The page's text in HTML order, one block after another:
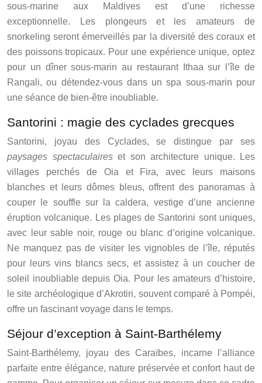
sous-marine aux Maldives est d’une richesse
exceptionnelle. Les plongeurs et les amateurs de
snorkeling seront émerveillés par la diversité des coraux et
des poissons tropicaux. Pour une expérience unique, optez
pour un dîner sous-marin au restaurant Ithaa sur l’île de
Rangali, ou détendez-vous dans un spa sous-marin pour
une séance de bien-être inoubliable.
Santorini : magie des cyclades grecques
Santorini, joyau des Cyclades, se distingue par ses
paysages spectaculaires et son architecture unique. Les
villages perchés de Oia et Fira, avec leurs maisons
blanches et leurs dômes bleus, offrent des panoramas à
couper le souffle sur la caldera, vestige d’une ancienne
éruption volcanique. Les plages de Santorini sont uniques,
avec leur sable noir, rouge ou blanc d’origine volcanique.
Ne manquez pas de visiter les vignobles de l’île, réputés
pour leurs vins blancs secs, et assistez à un coucher de
soleil inoubliable depuis Oia. Pour les amateurs d’histoire,
le site archéologique d’Akrotiri, souvent comparé à Pompéi,
offre un fascinant voyage dans le temps.
Séjour d’exception à Saint-Barthélemy
Saint-Barthélemy, joyau des Caraïbes, incarne l’alliance
parfaite entre élégance, nature préservée et confort haut de